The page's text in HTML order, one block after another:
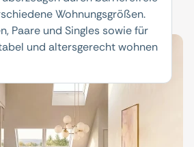
Wohnungsgrößen.
Paare und Singles sowie für
und altersgerecht wohnen